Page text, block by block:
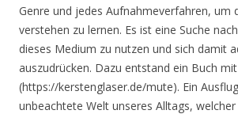
Genre und jedes Aufnahmeverfahren, um
verstehen zu lernen. Es ist eine Suche
dieses Medium zu nutzen und sich damit
auszudrücken. Dazu entstand ein Buch
(https://kerstenglaser.de/mute). Ein
unbeachtete Welt unseres Alltags,